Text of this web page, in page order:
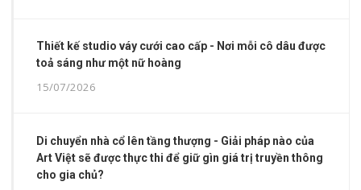
Thiết kế studio váy cưới cao cấp - Nơi mỗi cô dâu được
toả sáng như một nữ hoàng
15/07/2026
Di chuyển nhà cổ lên tầng thượng - Giải pháp nào của
Art Việt sẽ được thực thi để giữ gìn giá trị truyền thông
cho gia chủ?